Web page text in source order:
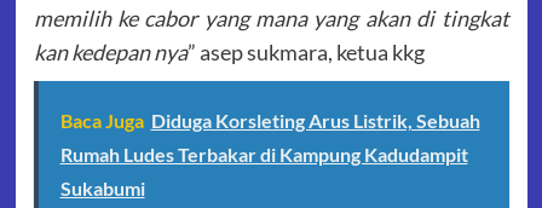
memilih ke cabor yang mana yang akan di tingkat
kan kedepan nya” asep sukmara, ketua kkg
Baca Juga Diduga Korsleting Arus Listrik, Sebuah
Rumah Ludes Terbakar di Kampung Kadudampit
Sukabumi